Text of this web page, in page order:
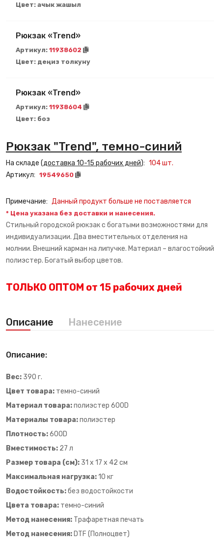
Цвет: ачык жашыл
Рюкзак «Trend»
Артикул: 11938602
Цвет: деңиз толкуну
Рюкзак «Trend»
Артикул: 11938604
Цвет: боз
Рюкзак "Trend", темно-синий
На складе (доставка 10-15 рабочих дней): 104шт.
Артикул: 19549650
Примечание: Данный продукт больше не поставляется
* Цена указана без доставки и нанесения.
Стильный городской рюкзак с богатыми возможностями для
индивидуализации. Два вместительных отделения на
молнии. Внешний карман на липучке. Материал – влагостойкий
полиэстер. Богатый выбор цветов.
ТОЛЬКО ОПТОМ от 15 рабочих дней
Описание Нанесение
Описание:
Вес: 390 г.
Цвет товара: темно-синий
Материал товара:полиэстер 600D
Материалы товара:полиэстер
Плотность:600D
Вместимость: 27 л
Размер товара (см): 31 х 17 х 42 см
Максимальная нагрузка:10 кг
Водостойкость:без водостойкости
Цвета товара: темно-синий
Метод нанесения: Трафаретная печать
Метод нанесения: DTF (Полноцвет)